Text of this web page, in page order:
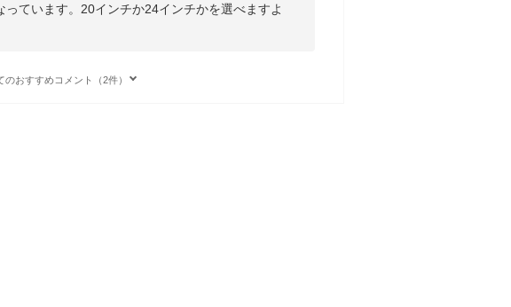
ています。20インチか24インチかを選べますよ
のおすすめコメント（2件）